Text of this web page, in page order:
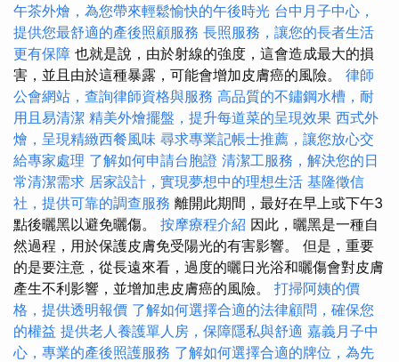
午茶外燴，為您帶來輕鬆愉快的午後時光 台中月子中心，
提供您最舒適的產後照顧服務 長照服務，讓您的長者生活
更有保障 也就是說，由於射線的強度，這會造成最大的損
害，並且由於這種暴露，可能會增加皮膚癌的風險。 律師
公會網站，查詢律師資格與服務 高品質的不鏽鋼水槽，耐
用且易清潔 精美外燴擺盤，提升每道菜的呈現效果 西式外
燴，呈現精緻西餐風味 尋求專業記帳士推薦，讓您放心交
給專家處理 了解如何申請台胞證 清潔工服務，解決您的日
常清潔需求 居家設計，實現夢想中的理想生活 基隆徵信
社，提供可靠的調查服務 離開此期間，最好在早上或下午3
點後曬黑以避免曬傷。 按摩療程介紹 因此，曬黑是一種自
然過程，用於保護皮膚免受陽光的有害影響。 但是，重要
的是要注意，從長遠來看，過度的曬日光浴和曬傷會對皮膚
產生不利影響，並增加患皮膚癌的風險。 打掃阿姨的價
格，提供透明報價 了解如何選擇合適的法律顧問，確保您
的權益 提供老人養護單人房，保障隱私與舒適 嘉義月子中
心，專業的產後照護服務 了解如何選擇合適的牌位，為先